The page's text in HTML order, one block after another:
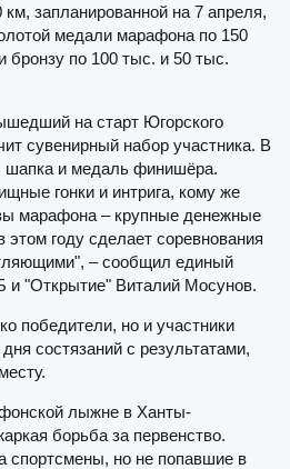
км, запланированной на 7 апреля,
медали марафона по 150
бронзу по 100 тыс. и 50 тыс.
на старт Югорского
сувенирный набор участника. В
шапка и медаль финишёра.
гонки и интрига, кому же
марафона – крупные денежные
году сделает соревнования
– сообщил единый
и "Открытие" Виталий Мосунов.
победители, но и участники
состязаний с результатами,
лыжне в Ханты-
борьба за первенство.
спортсмены, но не попавшие в